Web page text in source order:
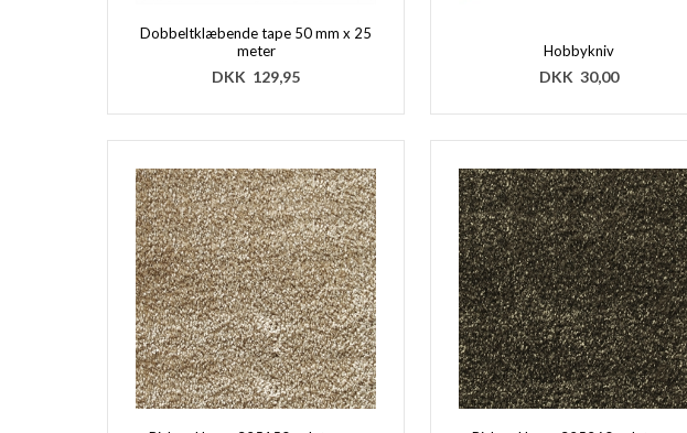
Dobbeltklæbende tape 50 mm x 25
meter
DKK 129,95
Hobbykniv
DKK30,00